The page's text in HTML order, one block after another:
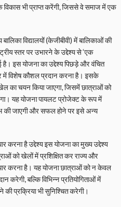
विकास भी प्राप्त करेंगी, जिससे वे समाज में एक
विद्यालयों (केजीबीवी) में बालिकाओं की
स्तर पर उभारने के उद्देश्य से ‘एक
इस योजना का उद्देश्य पिछड़े और वंचित
में विशेष कौशल प्रदान करना है। इसके
का चयन किया जाएगा, जिसमें छात्राओं को
यह योजना पायलट प्रोजेक्ट के रूप में
की जाएगी और सफल होने पर इसे अन्य
करना है उद्देश्य इस योजना का मुख्य उद्देश्य
को खेलों में प्रशिक्षित कर राज्य और
करना है। यह योजना छात्राओं को न केवल
बल्कि विभिन्न प्रतियोगिताओं में
प्रक्रिया भी सुनिश्चित करेगी।